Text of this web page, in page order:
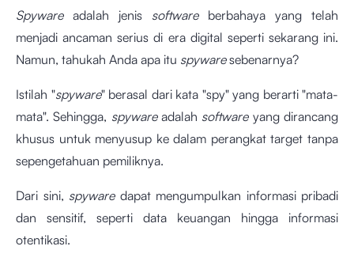
Spywareadalah jenis softwareberbahaya yang telah
menjadi ancaman serius di era digital seperti sekarang ini.
Namun, tahukah Anda apa itu spywaresebenarnya?
Istilah "spyware" berasal dari kata "spy" yang berarti "mata-
mata". Sehingga, spywareadalah softwareyang dirancang
khusus untuk menyusup ke dalam perangkat target tanpa
sepengetahuan pemiliknya.
Dari sini, spywaredapat mengumpulkan informasi pribadi
dan sensitif, seperti data keuangan hingga informasi
otentikasi.